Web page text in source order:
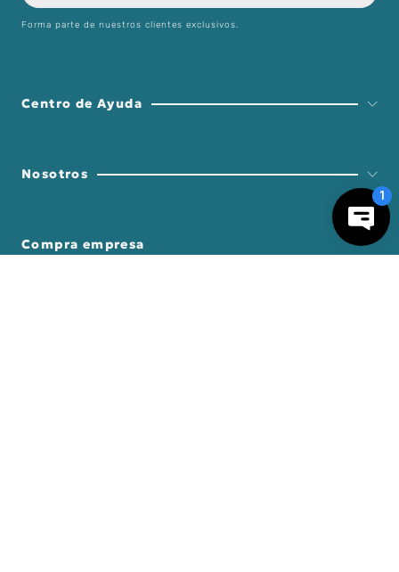
Forma parte de nuestros clientes exclusivos.
Centro de Ayuda
Nosotros
Compra empresa